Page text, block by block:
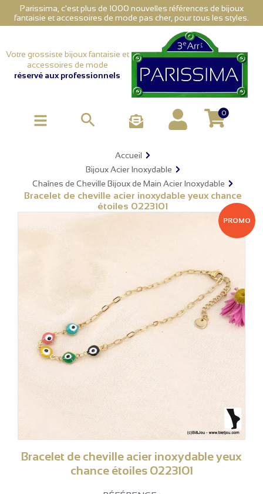
Parissima, c'est plus de 1000 nouvelles références de bijoux
fantaisie et accessoires de mode pas cher, pour tous les styles.
Votre grossiste bijoux fantaisie et
accessoires de mode
réservé aux professionnels
 0
Accueil
Bijoux Acier Inoxydable
Chaînes de Cheville Bijoux de Main Acier Inoxydable
Bracelet de cheville acier inoxydable yeux chance
étoiles 0223101
PROMO
Bracelet de cheville acier inoxydable yeux
chance étoiles 0223101